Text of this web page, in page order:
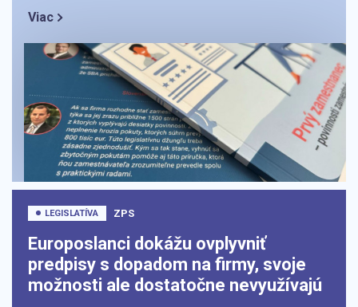
Viac
LEGISLATÍVA ZPS
Europoslanci dokážu ovplyvniť
predpisy s dopadom na firmy, svoje
možnosti ale dostatočne nevyužívajú